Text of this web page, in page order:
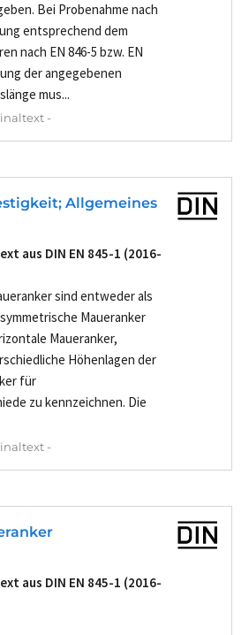
Bei Probenahme nach
entsprechend dem
nach EN 846-5 bzw. EN
der angegebenen
mus...
-
Allgemeines
aus DIN EN 845-1 (2016-
sind entweder als
Maueranker
Maueranker,
Höhenlagen der
für
zu kennzeichnen. Die
-
aus DIN EN 845-1 (2016-